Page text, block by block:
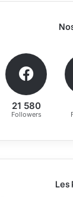
21 580
Followers
Les